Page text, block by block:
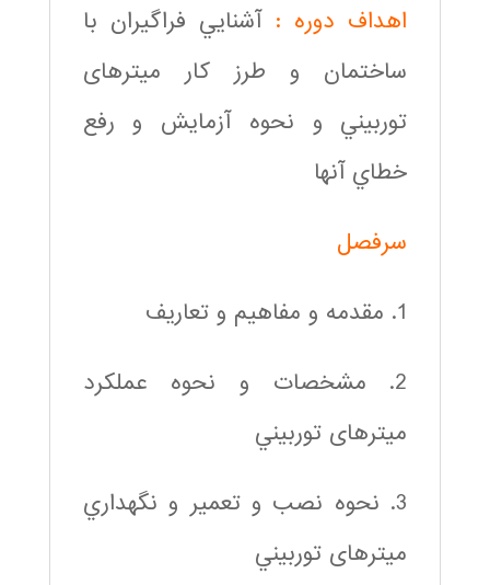
اهداف دوره : آشنايي فراگيران با
ساختمان و طرز كار میترهای
توربيني و نحوه آزمايش و رفع
خطاي آنها
سرفصل
1. مقدمه و مفاهيم و تعاريف
2. مشخصات و نحوه عملكرد
میترهای توربيني
3. نحوه نصب و تعمير و نگهداري
میترهای توربيني